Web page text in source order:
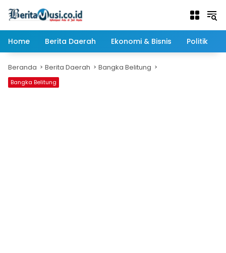
Home
Berita Daerah Ekonomi & Bisnis Politik
Beranda Berita Daerah Bangka Belitung
Bangka Belitung